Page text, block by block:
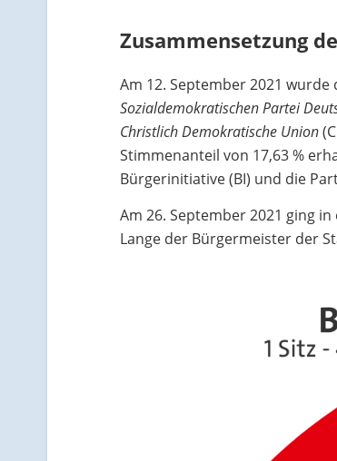
Zusammensetzung
Am 12. September 2021
Sozialdemokratischen Partei
Christlich Demokratische Union
Stimmenanteil von 17,63 %
Bürgerinitiative (BI) und die
Am 26. September 2021 ging
Lange der Bürgermeister der